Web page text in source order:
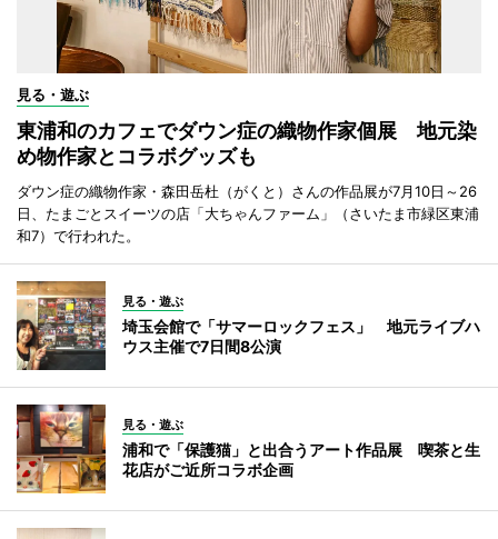
見る・遊ぶ
東浦和のカフェでダウン症の織物作家個展 地元染
め物作家とコラボグッズも
ダウン症の織物作家・森田岳杜（がくと）さんの作品展が7月10日～26
日、たまごとスイーツの店「大ちゃんファーム」（さいたま市緑区東浦
和7）で行われた。
見る・遊ぶ
埼玉会館で「サマーロックフェス」 地元ライブハ
ウス主催で7日間8公演
見る・遊ぶ
浦和で「保護猫」と出合うアート作品展 喫茶と生
花店がご近所コラボ企画